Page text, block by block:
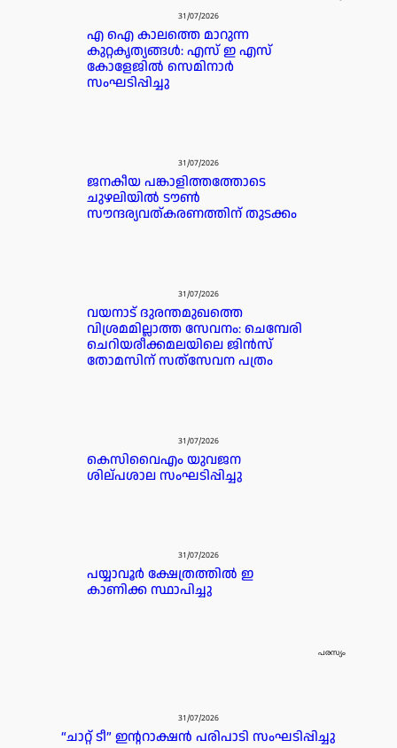
31/07/2026
എ ഐ കാലത്തെ മാറുന്ന
കുറ്റകൃത്യങ്ങൾ: എസ് ഇ എസ്
കോളേജിൽ സെമിനാർ
സംഘടിപ്പിച്ചു
31/07/2026
ജനകീയ പങ്കാളിത്തത്തോടെ
ചുഴലിയിൽ ടൗൺ
സൗന്ദര്യവത്കരണത്തിന് തുടക്കം
31/07/2026
വയനാട് ദുരന്തമുഖത്തെ
വിശ്രമമില്ലാത്ത സേവനം: ചെമ്പേരി
ചെറിയരീക്കമലയിലെ ജിൻസ്
തോമസിന് സത്‌സേവന പത്രം
31/07/2026
കെസിവൈഎം യുവജന
ശില്പശാല സംഘടിപ്പിച്ചു
31/07/2026
പയ്യാവൂർ ക്ഷേത്രത്തിൽ ഇ
കാണിക്ക സ്ഥാപിച്ചു
പരസ്യം
31/07/2026
“ചാറ്റ് ടീ” ഇന്ററാക്ഷൻ പരിപാടി സംഘടിപ്പിച്ചു